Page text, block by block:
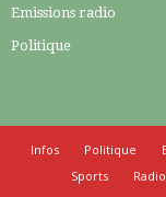
Emissions radio
Politique
Infos Politique
Sports
Radio